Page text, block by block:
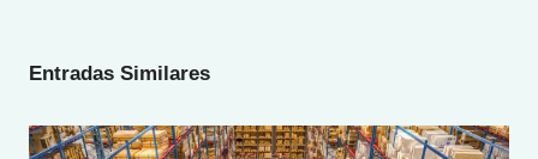
Entradas Similares